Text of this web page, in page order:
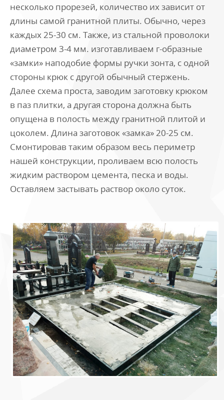
несколько прорезей, количество их зависит от
длины самой гранитной плиты. Обычно, через
каждых 25-30 см. Также, из стальной проволоки
диаметром 3-4 мм. изготавливаем г-образные
«замки» наподобие формы ручки зонта, с одной
стороны крюк с другой обычный стержень.
Далее схема проста, заводим заготовку крюком
в паз плитки, а другая сторона должна быть
опущена в полость между гранитной плитой и
цоколем. Длина заготовок «замка» 20-25 см.
Смонтировав таким образом весь периметр
нашей конструкции, проливаем всю полость
жидким раствором цемента, песка и воды.
Оставляем застывать раствор около суток.